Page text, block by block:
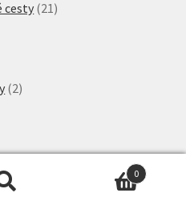
cesty 21 21
22
14
produktů
6
0